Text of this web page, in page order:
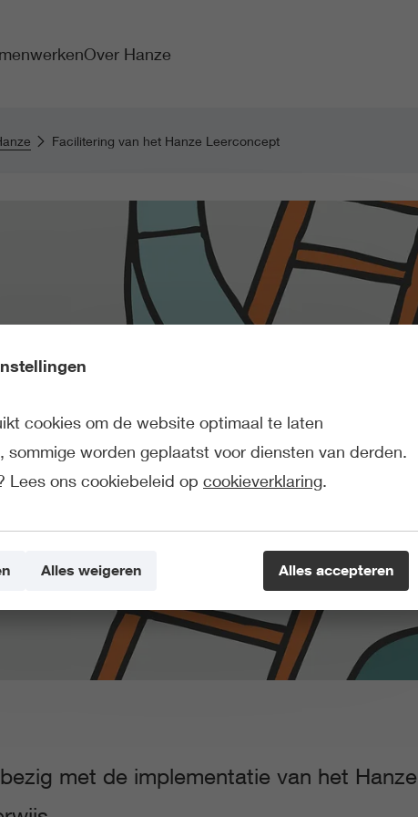
Over Hanze
Facilitering van het Hanze Leerconcept
met de implementatie van het Hanze
cookies om de website optimaal te laten
sommige worden geplaatst voor diensten van derden.
Lees ons cookiebeleid op cookieverklaring.
Alles accepteren
Alles weigeren